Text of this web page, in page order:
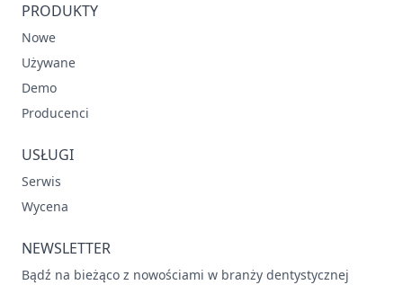
PRODUKTY
Nowe
Używane
Demo
Producenci
USŁUGI
Serwis
Wycena
NEWSLETTER
Bądź na bieżąco z nowościami w branży dentystycznej